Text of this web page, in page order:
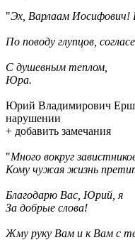
"Эх, Варлаам Иосифович!
По поводу глупцов,
С душевным теплом,
Юра.
Юрий Владимирович
нарушении
+ добавить замечания
"Много вокруг
Кому чужая жизнь
Благодарю Вас, Юрий, я
За добрые слова!
Жму руку Вам и к Вам с